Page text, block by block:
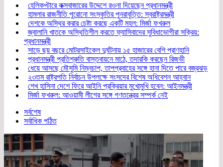
হেলিকপ্টারে কক্সবাজারের উদ্দেশে রওনা দিয়েছেন প্রধানমন্ত্রী
হামলার রাজনীতি পুরোনো সংস্কৃতির পুনরাবৃত্তি: স্বরাষ্ট্রমন্ত্রী
দেশকে অস্থির করার চেষ্টা করছে একটি মহল: মির্জা ফখরুল
জ্বালানি খাতকে অস্থিতিশীল করতে ফ্যাসিবাদের সুবিধাভোগীরা সক্রিয়:
প্রধানমন্ত্রী
সাড়ে ছয় বছরে মোটরসাইকেল দুর্ঘটনায় ১৫ হাজারের বেশি প্রাণহানি
প্রধানমন্ত্রী প্রতিশ্রুতি বাস্তবায়নে মাঠে, তদারকি করছেন রিজভী
ধেয়ে আসছে মৌসুমি নিম্নচাপ, তাপপ্রবাহের সঙ্গে হানা দিতে পারে বজ্রঝড়
২৩তম রাষ্ট্রপতি নির্বাচন উপলক্ষে সংসদের বিশেষ অধিবেশন আহ্বান
শেখ হাসিনা দেশে ফিরে আইনি প্রক্রিয়ার মুখোমুখি হবেন: আইনমন্ত্রী
মির্জা ফখরুল: আওয়ামী লীগের সঙ্গে গণতন্ত্রের সম্পর্ক নেই
সর্বশেষ
সর্বাধিক পঠিত